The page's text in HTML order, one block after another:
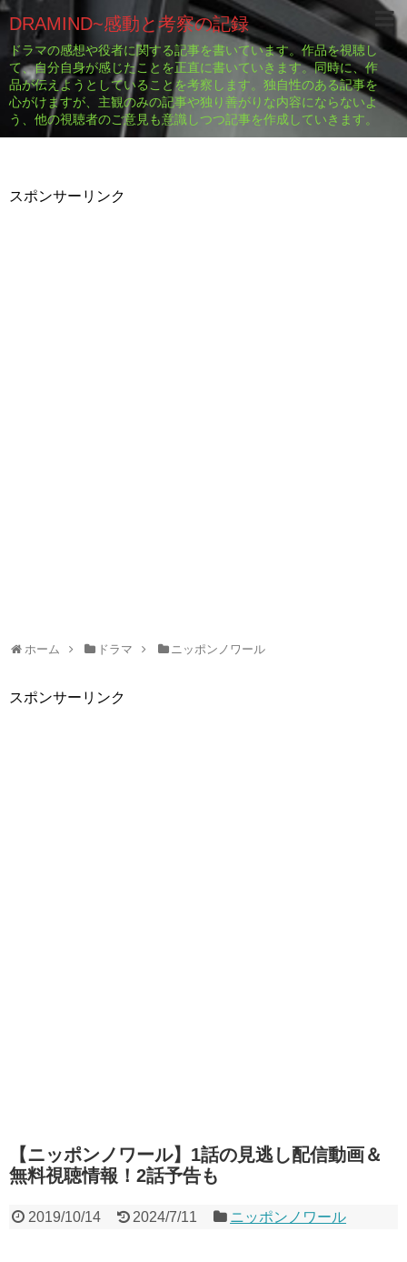
DRAMIND~感動と考察の記録
ドラマの感想や役者に関する記事を書いています。作品を視聴し
て、自分自身が感じたことを正直に書いていきます。同時に、作
品が伝えようとしていることを考察します。独自性のある記事を
心がけますが、主観のみの記事や独り善がりな内容にならないよ
う、他の視聴者のご意見も意識しつつ記事を作成していきます。
スポンサーリンク
ホーム ドラマ ニッポンノワール
スポンサーリンク
【ニッポンノワール】1話の見逃し配信動画＆
無料視聴情報！2話予告も
2019/10/14 2024/7/11 ニッポンノワール